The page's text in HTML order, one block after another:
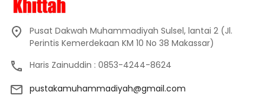
Pusat Dakwah Muhammadiyah Sulsel, lantai 2 (Jl.
Perintis Kemerdekaan KM 10 No 38 Makassar)
Haris Zainuddin : 0853-4244-8624
pustakamuhammadiyah@gmail.com